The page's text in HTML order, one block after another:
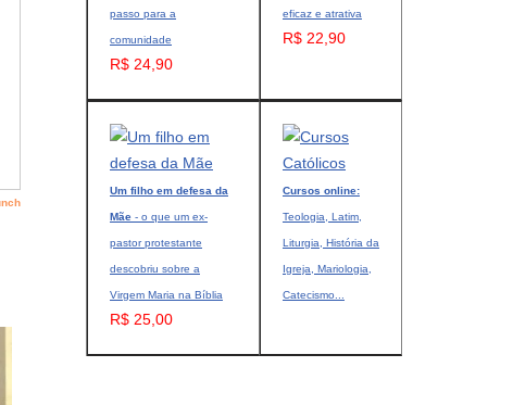
passo para a
comunidade
R$ 24,90
eficaz e atrativa
R$ 22,90
Um filho em defesa da
Mãe - o que um ex-
pastor protestante
descobriu sobre a
Virgem Maria na Bíblia
R$ 25,00
Cursos online:
Teologia, Latim,
Liturgia, História da
Igreja, Mariologia,
Catecismo...